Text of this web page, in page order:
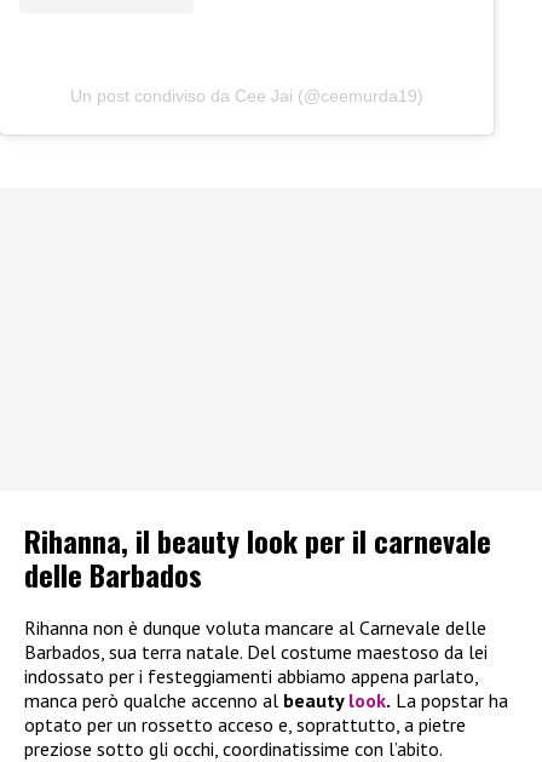
Un post condiviso da Cee Jai (@ceemurda19)
Rihanna, il beauty look per il carnevale
delle Barbados
Rihanna non è dunque voluta mancare al Carnevale delle
Barbados, sua terra natale. Del costume maestoso da lei
indossato per i festeggiamenti abbiamo appena parlato,
manca però qualche accenno al beauty look. La popstar ha
optato per un rossetto acceso e, soprattutto, a pietre
preziose sotto gli occhi, coordinatissime con l’abito.